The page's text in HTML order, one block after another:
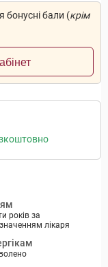
бонусні бали (крім
років за
лікаря